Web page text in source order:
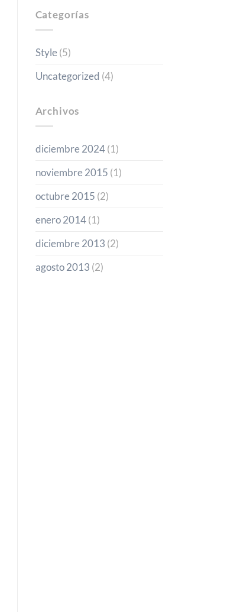
Categorías
Style(5)
Uncategorized (4)
Archivos
diciembre 2024(1)
noviembre 2015 (1)
octubre 2015 (2)
enero 2014(1)
diciembre 2013 (2)
agosto 2013 (2)